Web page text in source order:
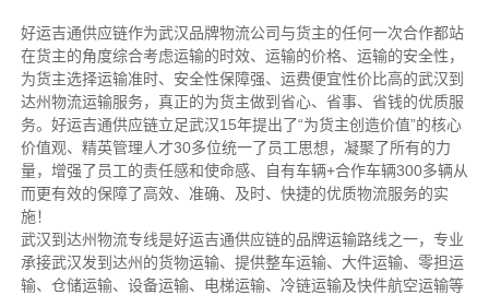
好运吉通供应链作为武汉品牌物流公司与货主的任何一次合作都站
在货主的角度综合考虑运输的时效、运输的价格、运输的安全性，
为货主选择运输准时、安全性保障强、运费便宜性价比高的武汉到
达州物流运输服务，真正的为货主做到省心、省事、省钱的优质服
务。好运吉通供应链立足武汉15年提出了“为货主创造价值”的核心
价值观、精英管理人才30多位统一了员工思想，凝聚了所有的力
量，增强了员工的责任感和使命感、自有车辆+合作车辆300多辆从
而更有效的保障了高效、准确、及时、快捷的优质物流服务的实
施！
武汉到达州物流专线是好运吉通供应链的品牌运输路线之一，专业
承接武汉发到达州的货物运输、提供整车运输、大件运输、零担运
输、仓储运输、设备运输、电梯运输、冷链运输及快件航空运输等